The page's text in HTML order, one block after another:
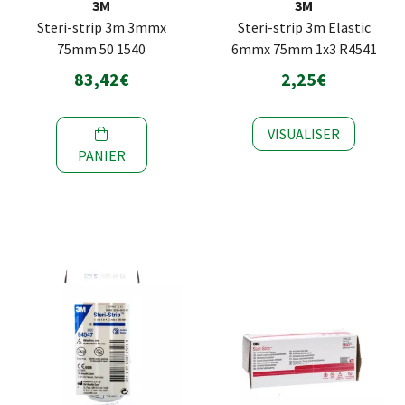
3M
Steri-strip 3m 3mmx
75mm 50 1540
83,42€
PANIER
3M
Steri-strip 3m Elastic
6mmx 75mm 1x3 R4541
2,25€
VISUALISER